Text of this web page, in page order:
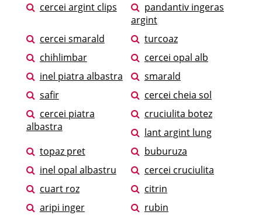
cercei argint clips
pandantiv ingeras
argint
cercei smarald
turcoaz
chihlimbar
cercei opal alb
inel piatra albastra
smarald
safir
cercei cheia sol
cercei piatra
albastra
cruciulita botez
lant argint lung
topaz pret
buburuza
inel opal albastru
cercei cruciulita
cuart roz
citrin
aripi inger
rubin